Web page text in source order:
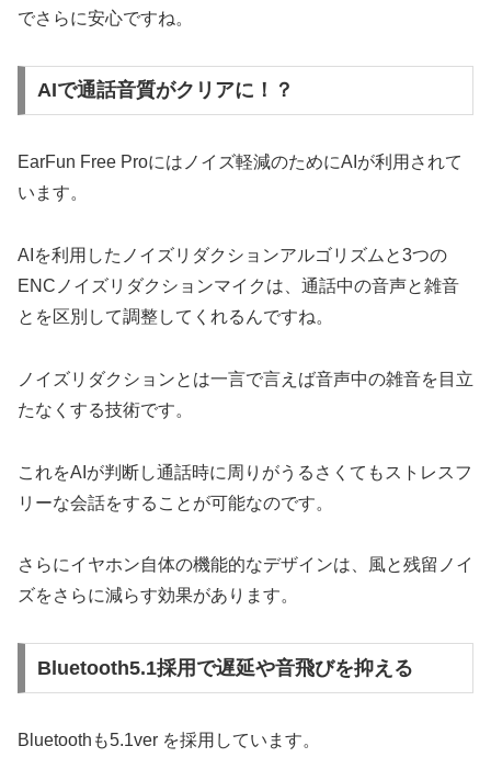
でさらに安心ですね。
AIで通話音質がクリアに！？
EarFun Free Proにはノイズ軽減のためにAIが利用されて
います。
AIを利用したノイズリダクションアルゴリズムと3つの
ENCノイズリダクションマイクは、通話中の音声と雑音
とを区別して調整してくれるんですね。
ノイズリダクションとは一言で言えば音声中の雑音を目立
たなくする技術です。
これをAIが判断し通話時に周りがうるさくてもストレスフ
リーな会話をすることが可能なのです。
さらにイヤホン自体の機能的なデザインは、風と残留ノイ
ズをさらに減らす効果があります。
Bluetooth5.1採用で遅延や音飛びを抑える
Bluetoothも5.1ver を採用しています。